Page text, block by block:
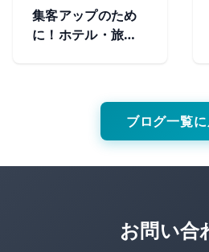
集客アップのため
に！ホテル・旅館
ブログ一覧
お問い合